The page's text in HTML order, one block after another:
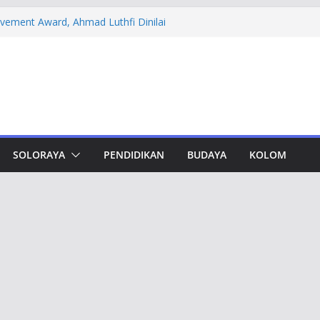
Award, Ahmad Luthfi Dinilai
Lewat Capacity Building
Ajak Aktivis Mahasiswa Tetap Kritis
Muktamar Tapak Suci, Ahmad Luthfi
Jadi Penguat Persatuan Bangsa
SOLORAYA PENDIDIKAN BUDAYA KOLOM